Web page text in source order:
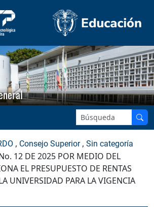
Buscar en el sitio:
, Consejo Superior, Sin categoría
12 DE 2025 POR MEDIO DEL
EL PRESUPUESTO DE RENTAS
UNIVERSIDAD PARA LA VIGENCIA